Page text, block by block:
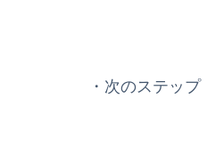
・次のステップ